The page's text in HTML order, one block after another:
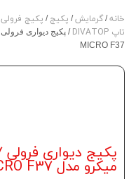
خانه/ گرمایش/ پکیج / پکیج فرولی
تاپ DIVATOP
MICRO F37
میکرو مدل DIVATOP MICRO F37